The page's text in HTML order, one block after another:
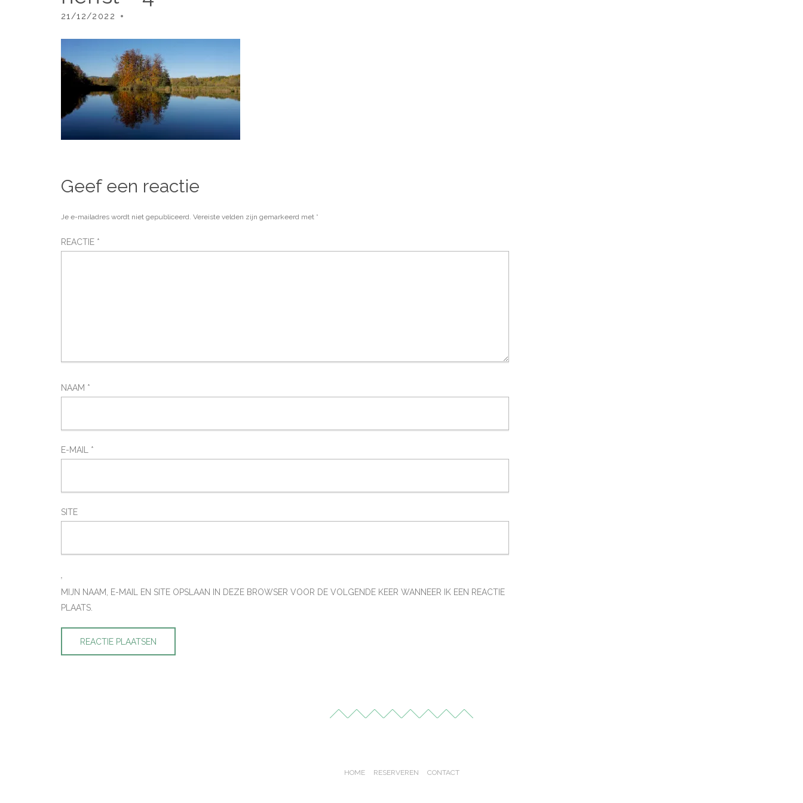
21/12/2022
Geef een reactie
Je e-mailadres wordt niet gepubliceerd. Vereiste velden zijn gemarkeerd met *
REACTIE *
NAAM *
E-MAIL *
SITE
MIJN NAAM, E-MAIL EN SITE OPSLAAN IN DEZE BROWSER VOOR DE VOLGENDE KEER WANNEER IK EEN REACTIE
PLAATS.
HOME RESERVEREN CONTACT